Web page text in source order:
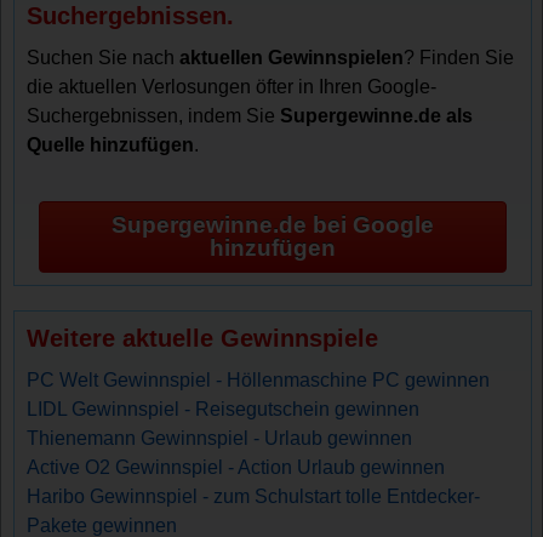
Suchergebnissen.
Suchen Sie nachaktuellen Gewinnspielen? Finden Sie
die aktuellen Verlosungen öfter in Ihren Google-
Suchergebnissen, indem Sie Supergewinne.de als
Quelle hinzufügen.
Supergewinne.de bei Google
hinzufügen
Weitere aktuelle Gewinnspiele
PC Welt Gewinnspiel - Höllenmaschine PC gewinnen
LIDL Gewinnspiel - Reisegutschein gewinnen
Thienemann Gewinnspiel - Urlaub gewinnen
Active O2 Gewinnspiel - Action Urlaub gewinnen
Haribo Gewinnspiel - zum Schulstart tolle Entdecker-
Pakete gewinnen